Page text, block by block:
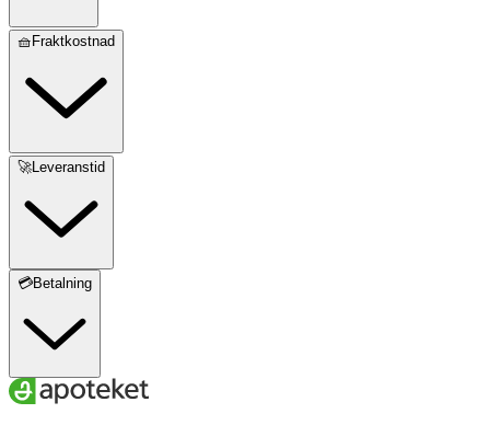
🧺Fraktkostnad
🚀Leveranstid
💳Betalning